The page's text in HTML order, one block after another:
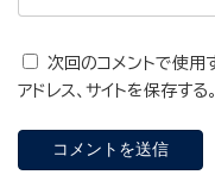
次回のコメントで使用
アドレス、サイトを保存する。